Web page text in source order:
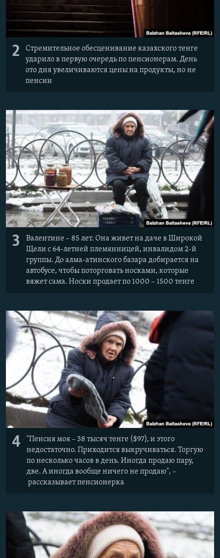
2
Стремительное обесценивание казахского тенге
ударило в первую очередь по пенсионерам. День
ото дня увеличиваются цены на продукты, но не
пенсии
3
Валентине – 85 лет. Она живет на даче в Широкой
Щели с 64-летней племянницей, инвалидом 2-й
группы. До алма-атинского базара добирается на
автобусе, чтобы поторговать носками, которые
вяжет сама. Носки продает по 1000 – 1500 тенге
4
"Пенсия моя – 38 тысяч тенге ($97), и этого
недостаточно. Приходится выкручиваться. Торгую
по несколько часов в день. Иногда продаю пару,
две. А иногда вообще ничего не продаю", –
рассказывает пенсионерка